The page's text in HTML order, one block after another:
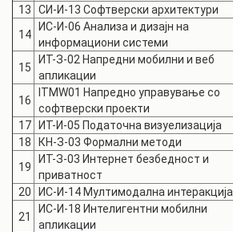
13
СИ-И-13 Софтверски архитектури
14
ИС-И-06 Анализа и дизајн на
информациони системи
15
ИТ-З-02 Напредни мобилни и веб
апликации
16
ITMW01 Напредно управување со
софтверски проекти
17
ИТ-И-05 Податочна визуелизација
18
КН-З-03 Формални методи
19
ИТ-З-03 Интернет безбедност и
приватност
20
ИС-И-14 Мултимодална интеракција
21
ИС-И-18 Интелигентни мобилни
апликации